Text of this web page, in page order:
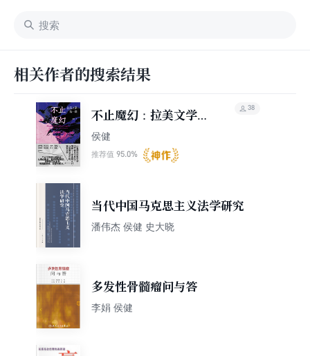
相关作者的搜索结果
不止魔幻：拉美文学第
一课
侯健
推荐值 95.0%
38
当代中国马克思主义法学研究
潘伟杰 侯健 史大晓
多发性骨髓瘤问与答
李娟 侯健